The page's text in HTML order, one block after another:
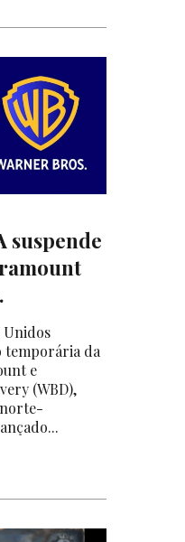
suspende
Unidos
temporária da
e
(WBD),
norte-